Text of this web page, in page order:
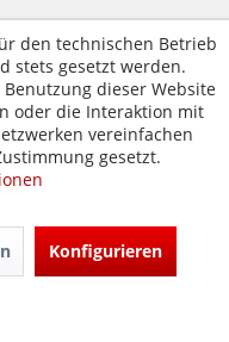
den technischen Betrieb
stets gesetzt werden.
dieser Website
oder die Interaktion mit
vereinfachen
gesetzt.
Konfigurieren